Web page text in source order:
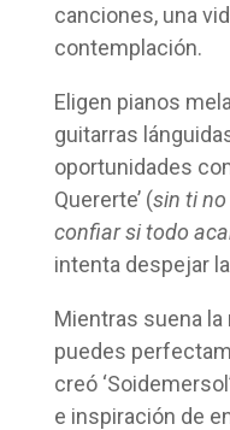
canciones, una
contemplación.
Eligen pianos
guitarras
oportunidades
Quererte’ (sin ti
confiar si todo
intenta despejar la
Mientras suena
puedes
creó
e inspiración de